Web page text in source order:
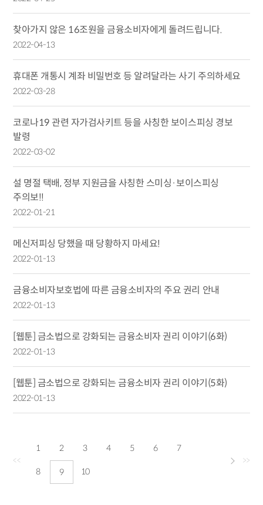
찾아가지 않은 16조원을 금융소비자에게 돌려드립니다.
2022-04-13
휴대폰 개통시 계좌 비밀번호 등 알려달라는 사기 주의하세요
2022-03-28
코로나19 관련 자가검사키트 등을 사칭한 보이스피싱 경보
발령
2022-03-02
설 명절 택배, 정부 지원금을 사칭한 스미싱·보이스피싱
주의보!!
2022-01-21
메신저피싱 당했을 때 당황하지 마세요!
2022-01-13
금융소비자보호법에 따른 금융소비자의 주요 권리 안내
2022-01-13
[웹툰] 금소법으로 강화되는 금융소비자 권리 이야기(6화)
2022-01-13
[웹툰] 금소법으로 강화되는 금융소비자 권리 이야기(5화)
2022-01-13
<<
1 2 3 4 5 6 7
8 9 10
>>